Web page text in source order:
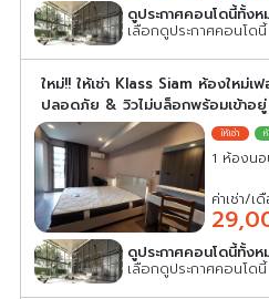
ดูประกาศคอนโดนี้ทั้งห
เลือกดูประกาศคอนโดนี้
ใหม่!! ให้เช่า Klass Siam ห้องใหม่
ปลอดภัย & วิวไม่บล็อกพร้อมเข้าอ
1 ห้องน
ค่าเช่า/เ
ดูประกาศคอนโดนี้ทั้งห
เลือกดูประกาศคอนโดนี้